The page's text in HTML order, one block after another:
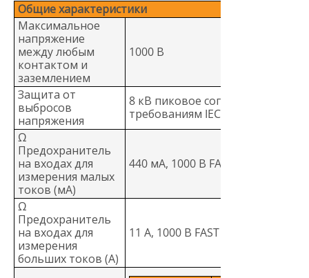
Общие характеристики
Максимальное
напряжение
между любым
контактом и
заземлением
1000 В
Защита от
выбросов
напряжения
8 кВ пиковое согласно
требованиям IEC 61010
Ω
Предохранитель
на входах для
измерения малых
токов (мА)
440 мА, 1000 В FAST Fuse
Ω
Предохранитель
на входах для
измерения
больших токов (А)
11 А, 1000 В FAST Fuse